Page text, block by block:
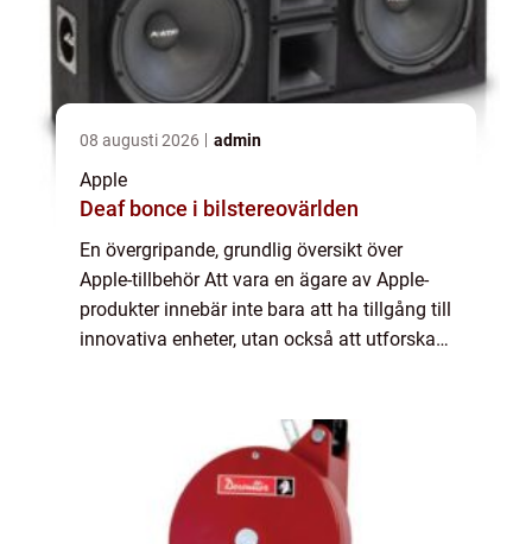
08 augusti 2026 admin
Apple
Deaf bonce i bilstereovärlden
En övergripande, grundlig översikt över
Apple-tillbehör Att vara en ägare av Apple-
produkter innebär inte bara att ha tillgång till
innovativa enheter, utan också att utforska